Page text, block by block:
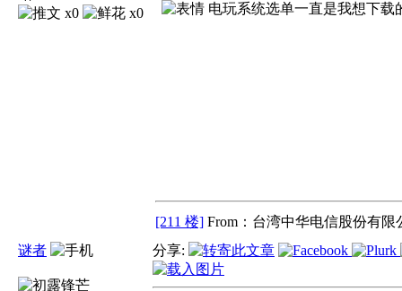
x0 x0 电玩系统选单一直是我想下载
[211 楼] From：台湾中华电信股份有限
谜者
分享: